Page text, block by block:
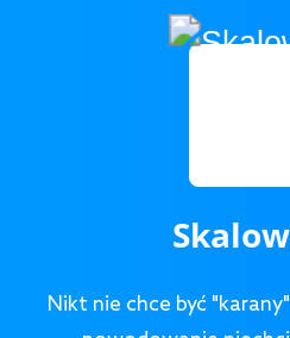
Nikt nie chce być